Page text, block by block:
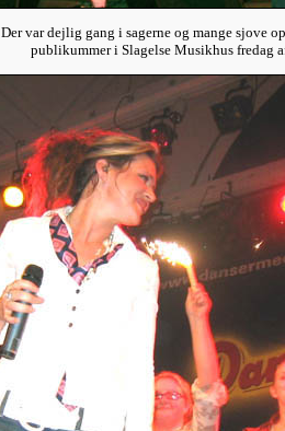
Der var dejlig gang i sagerne og mange sjove
publikummer i Slagelse Musikhus fredag